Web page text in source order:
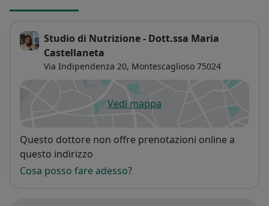
Studio di Nutrizione - Dott.ssa Maria
Castellaneta
Via Indipendenza 20, Montescaglioso 75024
Vedi mappasi apre in una nuova scheda
Disponibilità
Questo dottore non offre prenotazioni online a
questo indirizzo
Cosa posso fare adesso?